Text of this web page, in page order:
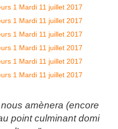
amènera (encore
point culminant domi